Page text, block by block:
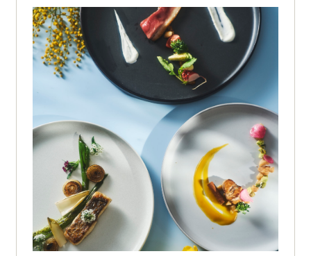
新郎新婦様のどちらかお一人が公務員であれば
適用◎
ブライダルフェアの参加で料理五輪3位のシェ
フが作るおもてなしコース試食付き